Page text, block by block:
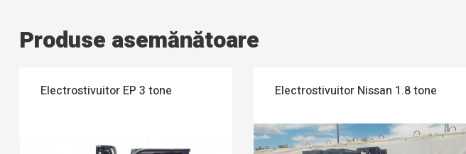
Produse asemănătoare
Electrostivuitor EP 3 tone Electrostivuitor Nissan 1.8 tone